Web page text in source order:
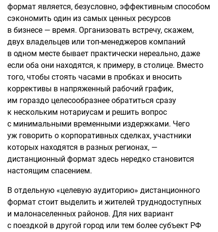
формат является, безусловно, эффективным способом
сэкономить один из самых ценных ресурсов
в бизнесе — время. Организовать встречу, скажем,
двух владельцев или топ-менеджеров компаний
в одном месте бывает практически нереально, даже
если оба они находятся, к примеру, в столице. Вместо
того, чтобы стоять часами в пробках и вносить
коррективы в напряженный рабочий график,
им гораздо целесообразнее обратиться сразу
к нескольким нотариусам и решить вопрос
с минимальными временными издержками. Чего
уж говорить о корпоративных сделках, участники
которых находятся в разных регионах, —
дистанционный формат здесь нередко становится
настоящим спасением.
В отдельную «целевую аудиторию» дистанционного
формат стоит выделить и жителей труднодоступных
и малонаселенных районов. Для них вариант
с поездкой в другой город или тем более субъект РФ